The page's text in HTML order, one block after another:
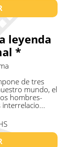
leyenda
*
de tres
mundo, el
hombres-